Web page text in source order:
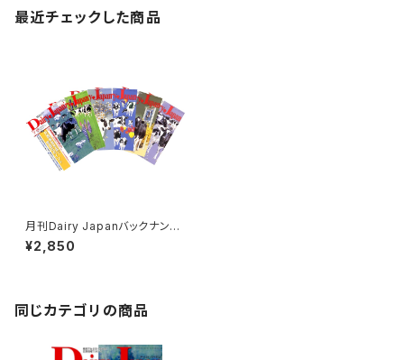
最近チェックした商品
月刊Dairy Japanバックナンバ
ー
¥2,850
同じカテゴリの商品